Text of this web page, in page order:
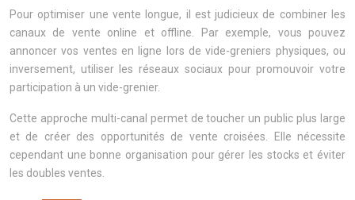
Pour optimiser une vente longue, il est judicieux de combiner les
canaux de vente online et offline. Par exemple, vous pouvez
annoncer vos ventes en ligne lors de vide-greniers physiques, ou
inversement, utiliser les réseaux sociaux pour promouvoir votre
participation à un vide-grenier.
Cette approche multi-canal permet de toucher un public plus large
et de créer des opportunités de vente croisées. Elle nécessite
cependant une bonne organisation pour gérer les stocks et éviter
les doubles ventes.